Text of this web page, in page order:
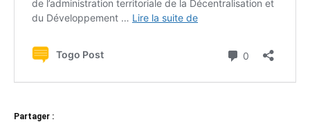
Partager :